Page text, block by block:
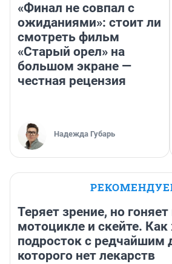
«Финал не совпал с
ожиданиями»: стоит ли
смотреть фильм
«Старый орел» на
большом экране —
честная рецензия
Надежда Губарь
Теряет зрение, но гоняет
мотоцикле и скейте.
подросток с редчайшим
которого нет лекарств